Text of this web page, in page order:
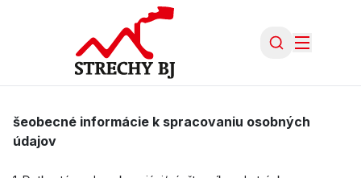
šeobecné informácie k spracovaniu osobných
údajov